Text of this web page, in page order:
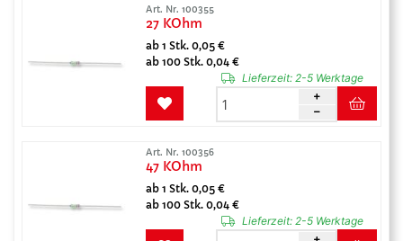
Art. Nr. 100355
27 KOhm
ab 1 Stk. 0,05 €
ab 100 Stk. 0,04 €
Lieferzeit:2-5 Werktage
Art. Nr. 100356
47 KOhm
ab 1 Stk. 0,05 €
ab 100 Stk. 0,04 €
Lieferzeit:2-5 Werktage